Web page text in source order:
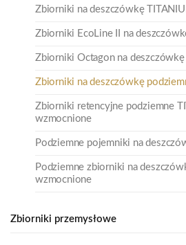
Zbiorniki na deszczówkę
Zbiorniki EcoLine II na
Zbiorniki Octagon na
Zbiorniki na deszczówkę
Zbiorniki retencyjne podziemne
wzmocnione
Podziemne pojemniki na
Podziemne zbiorniki na
wzmocnione
Zbiorniki przemysłowe